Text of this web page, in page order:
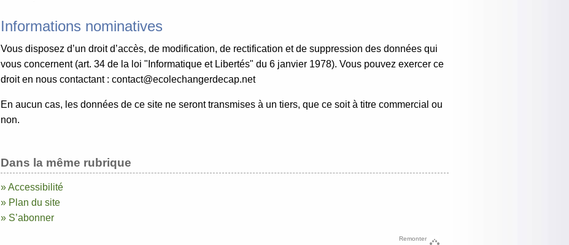
Informations nominatives
Vous disposez d’un droit d’accès, de modification, de rectification et de suppression des données qui
vous concernent (art. 34 de la loi "Informatique et Libertés" du 6 janvier 1978). Vous pouvez exercer ce
droit en nous contactant : contact@ecolechangerdecap.net
En aucun cas, les données de ce site ne seront transmises à un tiers, que ce soit à titre commercial ou
non.
Dans la même rubrique
» Accessibilité
» Plan du site
» S’abonner
Remonter